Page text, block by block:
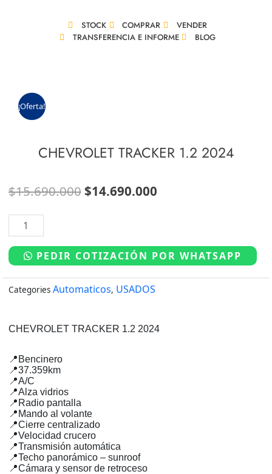
STOCK COMPRAR
VENDER
TRANSFERENCIA E INFORME
BLOG
¡Oferta!
CHEVROLET TRACKER 1.2 2024
$15.690.000 El
era:
$15.690.000.
$14.690.000El
es:
$14.690.000.
CHEVROLET
TRACKER
1.2
2024
cantidad
PEDIR COTIZACIÓN POR WHATSAPP
Categories Automaticos, USADOS
CHEVROLET TRACKER 1.2 2024
📍Bencinero
📍37.359km
📍A/C
📍Alza vidrios
📍Radio pantalla
📍Mando al volante
📍Cierre centralizado
📍Velocidad crucero
📍Transmisión automática
📍Techo panorámico – sunroof
📍Cámara y sensor de retroceso